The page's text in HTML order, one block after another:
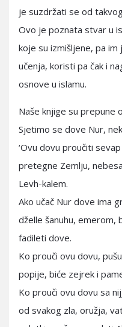
je suzdržati se od
Ovo je poznata stvar u
koje su izmišljene, pa
učenja, koristi pa čak i
osnove u islamu.
Naše knjige su prepune
Sjetimo se dove Nur,
‘Ovu dovu proučiti
pretegne Zemlju,
Levh-kalem.
Ako učač Nur dove ima
dželle šanuhu, emerom,
fadileti dove.
Ko prouči ovu dovu,
popije, biće zejrek i
Ko prouči ovu dovu sa
od svakog zla, oružja,